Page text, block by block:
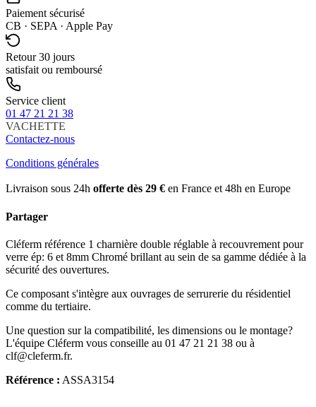
Paiement sécurisé
CB · SEPA · Apple Pay
Retour 30 jours
satisfait ou remboursé
Service client
01 47 21 21 38
VACHETTE
Contactez-nous
Conditions générales
Livraison sous 24h offerte dès 29 € en France et 48h en Europe
Partager
Cléferm référence 1 charnière double réglable à recouvrement pour
verre ép: 6 et 8mm Chromé brillant au sein de sa gamme dédiée à la
sécurité des ouvertures.
Ce composant s'intègre aux ouvrages de serrurerie du résidentiel
comme du tertiaire.
Une question sur la compatibilité, les dimensions ou le montage?
L'équipe Cléferm vous conseille au 01 47 21 21 38 ou à
clf@cleferm.fr.
Référence : ASSA3154